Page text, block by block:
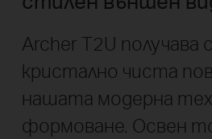
Archer T2U получава
кристално чиста
нашата модерна
формоване. Освен